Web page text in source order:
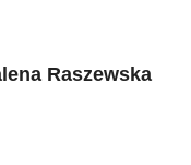
Raszewska